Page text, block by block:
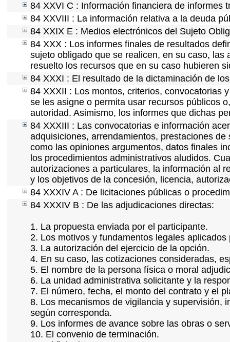
84 XXVI C : Información financiera de informes
84 XXVIII : La información relativa a la deuda
84 XXIX E : Medios electrónicos del Sujeto
84 XXX : Los informes finales de resultados
sujeto obligado que se realicen, en su caso,
resuelto los recursos que en su caso hubieren
84 XXXI : El resultado de la dictaminación de
84 XXXII : Los montos, criterios, convocatorias
se les asigne o permita usar recursos públicos
autoridad. Asimismo, los informes que dichas
84 XXXIII : Las convocatorias e información
adquisiciones, arrendamientos, prestaciones
como las opiniones argumentos, datos finales
los procedimientos administrativos aludidos.
autorizaciones a particulares, la información al
y los objetivos de la concesión, licencia,
84 XXXIV A : De licitaciones públicas o
84 XXXIV B : De las adjudicaciones directas:
1. La propuesta enviada por el participante.
2. Los motivos y fundamentos legales
3. La autorización del ejercicio de la opción.
4. En su caso, las cotizaciones consideradas,
5. El nombre de la persona física o moral
6. La unidad administrativa solicitante y la
7. El número, fecha, el monto del contrato y el
8. Los mecanismos de vigilancia y supervisión,
según corresponda.
9. Los informes de avance sobre las obras o
10. El convenio de terminación.